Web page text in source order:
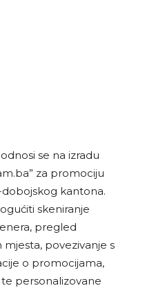
se na izradu
za promociju
kantona.
skeniranje
pregled
povezivanje s
o promocijama,
personalizovane